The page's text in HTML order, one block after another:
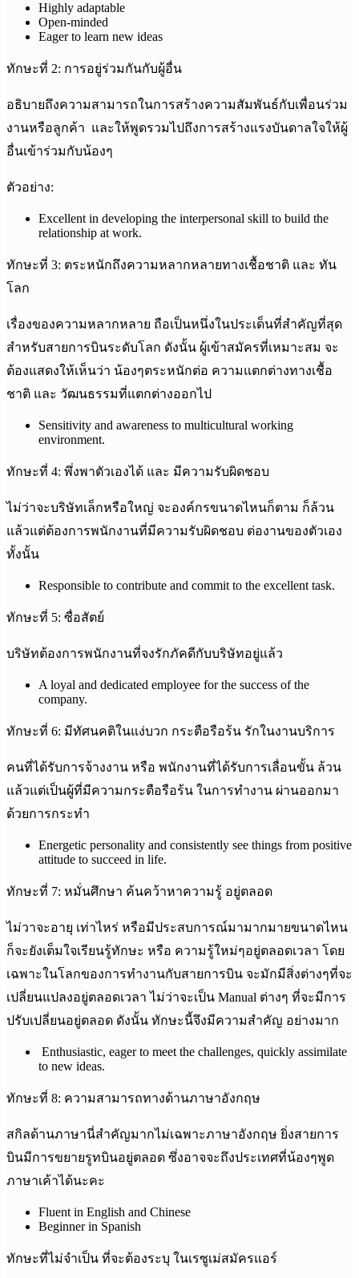
Highly adaptable
Open-minded
Eager to learn new ideas
ทักษะที่ 2: การอยู่ร่วมกันกับผู้อื่น
อธิบายถึงความสามารถในการสร้างความสัมพันธ์กับเพื่อนร่วม
งานหรือลูกค้า และให้พูดรวมไปถึงการสร้างแรงบันดาลใจให้ผู้
อื่นเข้าร่วมกับน้องๆ
ตัวอย่าง:
Excellent in developing the interpersonal skill to build the
relationship at work.
ทักษะที่ 3: ตระหนักถึงความหลากหลายทางเชื้อชาติ และ ทัน
โลก
เรื่องของความหลากหลาย ถือเป็นหนึ่งในประเด็นที่สำคัญที่สุด
สำหรับสายการบินระดับโลก ดังนั้น ผู้เข้าสมัครที่เหมาะสม จะ
ต้องแสดงให้เห็นว่า น้องๆตระหนักต่อ ความแตกต่างทางเชื้อ
ชาติ และ วัฒนธรรมที่แตกต่างออกไป
Sensitivity and awareness to multicultural working
environment.
ทักษะที่ 4: พึ่งพาตัวเองได้ และ มีความรับผิดชอบ
ไม่ว่าจะบริษัทเล็กหรือใหญ่ จะองค์กรขนาดไหนก็ตาม ก็ล้วน
แล้วแต่ต้องการพนักงานที่มีความรับผิดชอบ ต่องานของตัวเอง
ทั้งนั้น
Responsible to contribute and commit to the excellent task.
ทักษะที่ 5: ซื่อสัตย์
บริษัทต้องการพนักงานที่จงรักภัคดีกับบริษัทอยู่แล้ว
A loyal and dedicated employee for the success of the
company.
ทักษะที่ 6: มีทัศนคติในแง่บวก กระตือรือร้น รักในงานบริการ
คนที่ได้รับการจ้างงาน หรือ พนักงานที่ได้รับการเลื่อนขั้น ล้วน
แล้วแต่เป็นผู้ที่มีความกระตือรือร้น ในการทำงาน ผ่านออกมา
ด้วยการกระทำ
Energetic personality and consistently see things from positive
attitude to succeed in life.
ทักษะที่ 7: หมั่นศึกษา ค้นคว้าหาความรู้ อยู่ตลอด
ไม่วาจะอายุ เท่าไหร่ หรือมีประสบการณ์มามากมายขนาดไหน
ก็จะยังเต็มใจเรียนรู้ทักษะ หรือ ความรู้ใหม่ๆอยู่ตลอดเวลา โดย
เฉพาะในโลกของการทำงานกับสายการบิน จะมักมีสิ่งต่างๆที่จะ
เปลี่ยนแปลงอยู่ตลอดเวลา ไม่ว่าจะเป็น Manual ต่างๆ ที่จะมีการ
ปรับเปลี่ยนอยู่ตลอด ดังนั้น ทักษะนี้จึงมีความสำคัญ อย่างมาก
Enthusiastic, eager to meet the challenges, quickly assimilate
to new ideas.
ทักษะที่ 8: ความสามารถทางด้านภาษาอังกฤษ
สกิลด้านภาษานี่สำคัญมากไม่เฉพาะภาษาอังกฤษ ยิ่งสายการ
บินมีการขยายรูทบินอยู่ตลอด ซึ่งอาจจะถึงประเทศที่น้องๆพูด
ภาษาเค้าได้นะคะ
Fluent in English and Chinese
Beginner in Spanish
ทักษะที่ไม่จำเป็น ที่จะต้องระบุ ในเรซูเม่สมัครแอร์